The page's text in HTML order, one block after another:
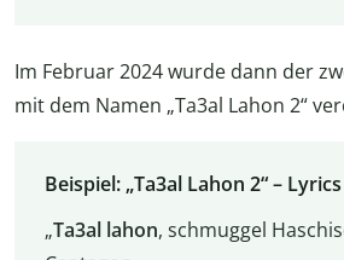
Im Februar 2024 wurde dann der
mit dem Namen „Ta3al Lahon 2“
Beispiel: „Ta3al Lahon 2“ – Lyrics
„Ta3al lahon, schmuggel